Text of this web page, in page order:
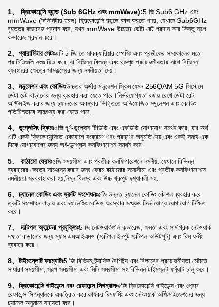
1、 ফ্রিকোয়েন্সি ব্যান্ড (Sub 6GHz এবং mmWave):5 জি Sub6 GHz এবং
mmWave (মিলিমিটার তরঙ্গ) ফ্রিকোয়েন্সি ব্যান্ডে কাজ করতে পারে, যেখানে Sub6GHz
বৃহত্তর কভারেজ প্রদান করে, যখন mmWave উচ্চতর ডেটা রেট প্রদান করে কিন্তু স্বল্প
কভারেজ প্রদান করে।
2、প্যারামিটার সেটঃএটি 5 জি-তে সাবক্যারিয়ার স্পেসিং এবং প্রতীকের সময়কালের মতো
পরামিতিগুলি সংজ্ঞায়িত করে, যা বিভিন্ন বিলম্ব এবং থ্রুপুট প্রয়োজনীয়তার সাথে বিভিন্ন
ব্যবহারের ক্ষেত্রে সামঞ্জস্যের জন্য নমনীয়তা দেয়।
3、মডুলেশন এবং কোডিংঃউচ্চতর অর্ডার মডুলেশন স্কিম যেমন 256QAM 5G সিস্টেমে
ডেটা রেট বাড়ানোর জন্য ব্যবহার করা যেতে পারে।নির্ভরযোগ্যতা বজায় রেখে ডেটা রেট
অপ্টিমাইজ করার জন্য চ্যানেলের অবস্থার ভিত্তিতে অভিযোজিত মডুলেশন এবং কোডিং
গতিশীলভাবে সামঞ্জস্য করা যেতে পারে.
4、ডুপ্লেক্সিং স্কিমঃ৫জি পূর্ণ-ডুপ্লেক্স টিডিডি এবং এফডিডি যোগাযোগ সমর্থন করে, যার অর্থ
এটি একই ফ্রিকোয়েন্সিতে একযোগে সংক্রমণ এবং গ্রহণের অনুমতি দেয়,এবং একই সময়ে এক
দিকে যোগাযোগের জন্য অর্ধ-ডুপ্লেক্স কনফিগারেশন সমর্থন করে.
5、 কাঠামো ফ্রেমঃ৫জি সময়সীমা এবং প্রতীক কনফিগারেশনে নমনীয়, যেখানে বিভিন্ন
ব্যবহারের ক্ষেত্রে সামঞ্জস্য করার জন্য ফ্রেম কাঠামোর সময়সীমা এবং প্রতীক কনফিগারেশনে
নমনীয়তা সরবরাহ করা হয়,নিম্ন বিলম্ব এবং উচ্চ থ্রুপুট দৃশ্যাবলী সহ.
6、চ্যানেল কোডিং এবং ত্রুটি সংশোধনঃ৫জি উন্নত চ্যানেল কোডিং কৌশল ব্যবহার করে
ত্রুটি সংশোধন বাড়ায় এবং চ্যালেঞ্জিং রেডিও অবস্থার মধ্যেও নির্ভরযোগ্য যোগাযোগ নিশ্চিত
করে।
7、 মাল্টিপল অ্যান্টেনা প্রযুক্তিঃ5 জি নেটওয়ার্কগুলি কভারেজ, ক্ষমতা এবং সামগ্রিক নেটওয়ার্ক
দক্ষতা বাড়ানোর জন্য ম্যাস এমআইএমও (মাল্টিপল ইনপুট মাল্টিপল আউটপুট) এবং বিম ফর্মিং
ব্যবহার করে।
8、টাইমস্লোট ফরম্যাটঃ5 জি বিভিন্ন ট্র্যাফিক বৈশিষ্ট্য এবং বিলম্বের প্রয়োজনীয়তা মেটাতে
সাধারণ সময়সীমা, স্বল্প সময়সীমা এবং মিনি সময়সীমা সহ বিভিন্ন টাইমস্লট ফর্ম্যাট চালু করে।
9、ফ্রিকোয়েন্সি গাইডেন্স এবং রেফারেন্স সিগন্যালঃ৫জি ফ্রিকোয়েন্সি গাইডেন্স এবং প্রোব
রেফারেন্স সিগন্যালকে একত্রিত করে কার্যকর বিমফর্মিং এবং নেটওয়ার্ক অপ্টিমাইজেশনের জন্য
চ্যানেল অনুমানে সহায়তা করে।